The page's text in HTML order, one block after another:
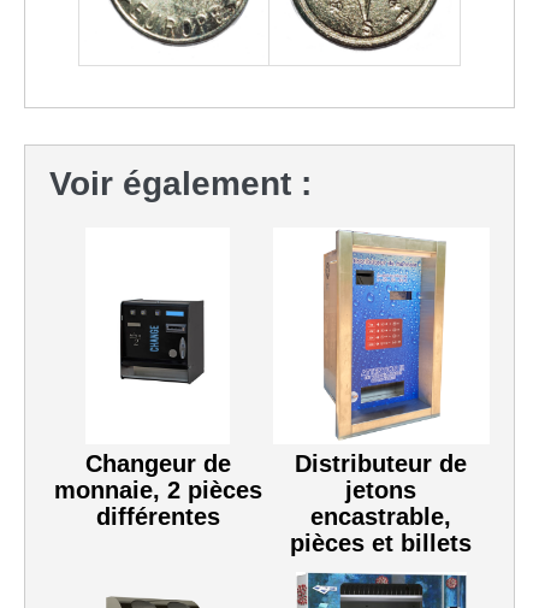
Voir également :
Changeur de
monnaie, 2 pièces
différentes
Distributeur de
jetons
encastrable,
pièces et billets